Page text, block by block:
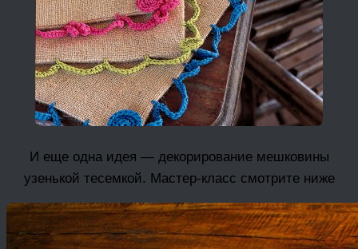
И еще одна идея — декорирование мешковины
узенькой тесемкой. Мастер-класс смотрите ниже